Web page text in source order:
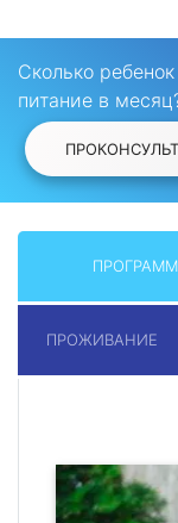
Сколько
питание в
ПРОЖИВАНИЕ